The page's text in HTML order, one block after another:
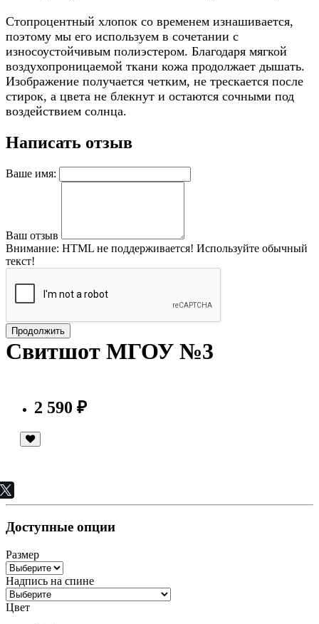
Стопроцентный хлопок со временем изнашивается,
поэтому мы его используем в сочетании с
износоустойчивым полиэстером. Благодаря мягкой
воздухопроницаемой ткани кожа продолжает дышать.
Изображение получается четким, не трескается после
стирок, а цвета не блекнут и остаются сочными под
воздействием солнца.
Написать отзыв
Ваше имя:
Ваш отзыв
Внимание: HTML не поддерживается! Используйте обычный
текст!
Продолжить
Свитшот МГОУ №3
2 590 ₽
Доступные опции
Размер
Надпись на спине
Цвет